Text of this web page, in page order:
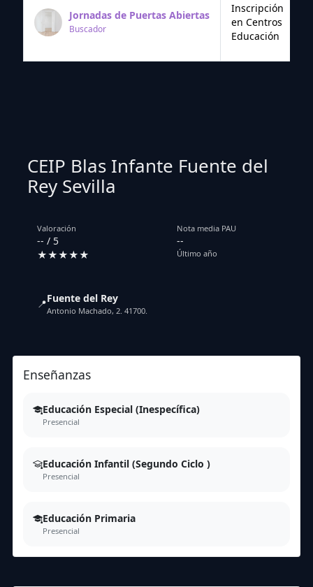
Jornadas de Puertas Abiertas
Buscador
Inscripción
en Centros
Educación
CEIP Blas Infante Fuente del
Rey Sevilla
Valoración
-- / 5
★★★★★
Nota media PAU
--
Último año
📍Fuente del Rey
Antonio Machado, 2. 41700.
Enseñanzas
Educación Especial (Inespecífica)
Presencial
Educación Infantil (Segundo Ciclo )
Presencial
Educación Primaria
Presencial